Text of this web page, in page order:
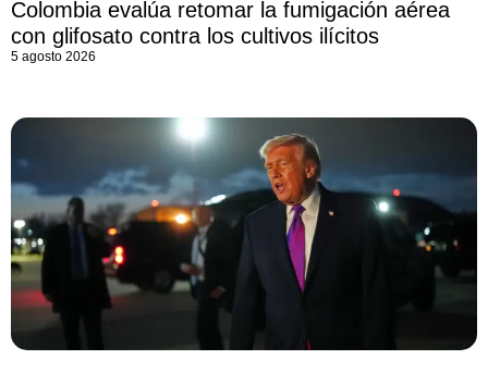
Colombia evalúa retomar la fumigación aérea
con glifosato contra los cultivos ilícitos
5 agosto 2026